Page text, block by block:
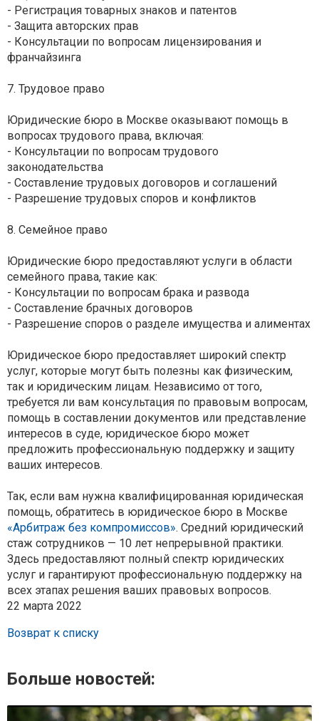
- Регистрация товарных знаков и патентов
- Защита авторских прав
- Консультации по вопросам лицензирования и
франчайзинга
7. Трудовое право
Юридические бюро в Москве оказывают помощь в
вопросах трудового права, включая:
- Консультации по вопросам трудового
законодательства
- Составление трудовых договоров и соглашений
- Разрешение трудовых споров и конфликтов
8. Семейное право
Юридические бюро предоставляют услуги в области
семейного права, такие как:
- Консультации по вопросам брака и развода
- Составление брачных договоров
- Разрешение споров о разделе имущества и алиментах
Юридическое бюро предоставляет широкий спектр
услуг, которые могут быть полезны как физическим,
так и юридическим лицам. Независимо от того,
требуется ли вам консультация по правовым вопросам,
помощь в составлении документов или представление
интересов в суде, юридическое бюро может
предложить профессиональную поддержку и защиту
ваших интересов.
Так, если вам нужна квалифицированная юридическая
помощь, обратитесь в юридическое бюро в Москве
«Арбитраж без компромиссов». Средний юридический
стаж сотрудников — 10 лет непрерывной практики.
Здесь предоставляют полный спектр юридических
услуг и гарантируют профессиональную поддержку на
всех этапах решения ваших правовых вопросов.
22 марта 2022
Возврат к списку
Больше новостей: